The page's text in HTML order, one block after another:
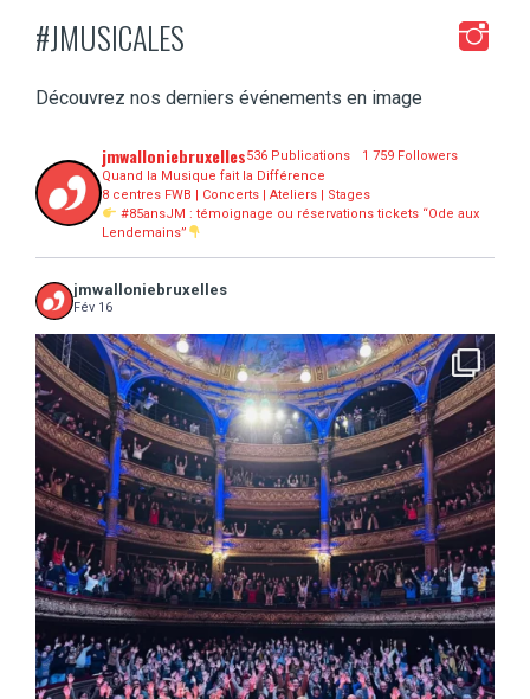
#JMUSICALES
Découvrez nos derniers événements en image
jmwalloniebruxelles536 Publications
1 759 Followers
Quand la Musique fait la Différence
8 centres FWB | Concerts | Ateliers | Stages
#85ansJM : témoignage ou réservations tickets “Ode aux
Lendemains”
jmwalloniebruxelles
Fév 16
16 concerts scolaires, 3 tout public, 3620 ...
10 0